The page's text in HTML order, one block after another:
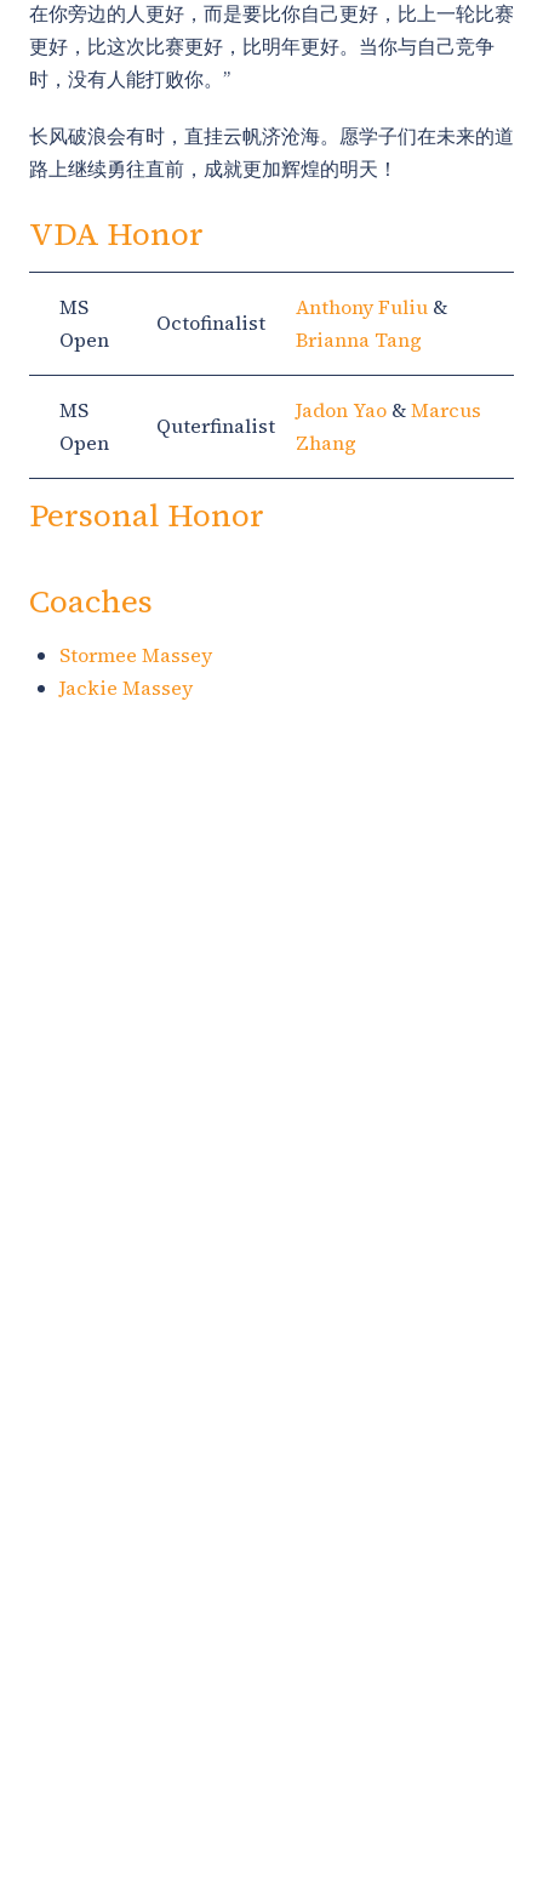
在你旁边的人更好，而是要比你自己更好，比上一轮比赛
更好，比这次比赛更好，比明年更好。当你与自己竞争
时，没有人能打败你。”
长风破浪会有时，直挂云帆济沧海。愿学子们在未来的道
路上继续勇往直前，成就更加辉煌的明天！
VDA Honor
MS
Open
Octofinalist
Anthony Fuliu &
Brianna Tang
MS
Open
Quterfinalist
Jadon Yao &Marcus
Zhang
Personal Honor
Coaches
Stormee Massey
Jackie Massey